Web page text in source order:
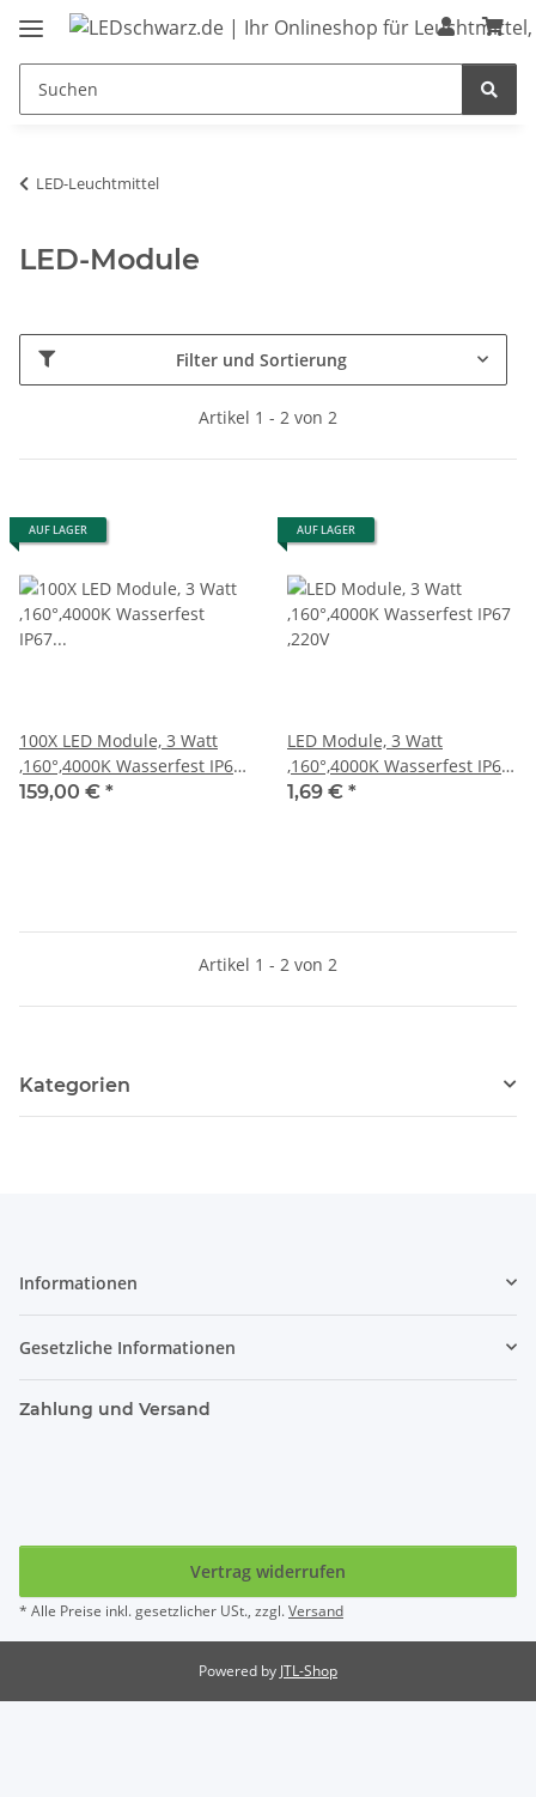
LED-Leuchtmittel
LED-Module
Filter und Sortierung
Artikel 1 - 2 von 2
AUF LAGER
100X LED Module, 3 Watt
,160°,4000K Wasserfest IP67
,220V
159,00 € *
AUF LAGER
LED Module, 3 Watt
,160°,4000K Wasserfest IP67
,220V
1,69 € *
Artikel 1 - 2 von 2
Kategorien
Informationen
Gesetzliche Informationen
Zahlung und Versand
Vertrag widerrufen
* Alle Preise inkl. gesetzlicher USt., zzgl.Versand
Powered by JTL-Shop